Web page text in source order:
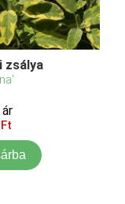
zsálya